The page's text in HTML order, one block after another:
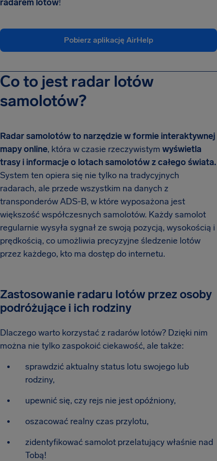
radarem lotów!
Pobierz aplikację AirHelp
Co to jest radar lotów
samolotów?
Radar samolotów to narzędzie w formie interaktywnej
mapy online, która w czasie rzeczywistym wyświetla
trasy i informacje o lotach samolotów z całego świata.
System ten opiera się nie tylko na tradycyjnych
radarach, ale przede wszystkim na danych z
transponderów ADS-B, w które wyposażona jest
większość współczesnych samolotów. Każdy samolot
regularnie wysyła sygnał ze swoją pozycją, wysokością i
prędkością, co umożliwia precyzyjne śledzenie lotów
przez każdego, kto ma dostęp do internetu.
Zastosowanie radaru lotów przez osoby
podróżujące i ich rodziny
Dlaczego warto korzystać z radarów lotów? Dzięki nim
można nie tylko zaspokoić ciekawość, ale także:
sprawdzić aktualny status lotu swojego lub
rodziny,
upewnić się, czy rejs nie jest opóźniony,
oszacować realny czas przylotu,
zidentyfikować samolot przelatujący właśnie nad
Tobą!